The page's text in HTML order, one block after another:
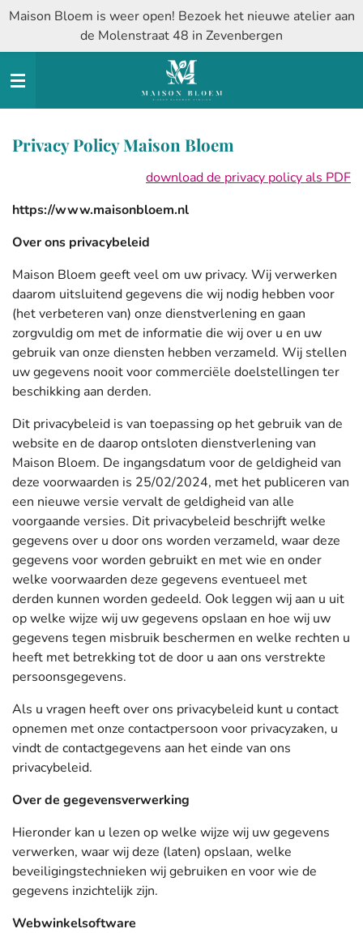
Ga
naar
de
Maison Bloem is weer open! Bezoek het nieuwe atelier aan
de Molenstraat 48 in Zevenbergen
Privacy Policy Maison Bloem
download de privacy policy als PDF
https://www.maisonbloem.nl
Over ons privacybeleid
Maison Bloem geeft veel om uw privacy. Wij verwerken
daarom uitsluitend gegevens die wij nodig hebben voor
(het verbeteren van) onze dienstverlening en gaan
zorgvuldig om met de informatie die wij over u en uw
gebruik van onze diensten hebben verzameld. Wij stellen
uw gegevens nooit voor commerciële doelstellingen ter
beschikking aan derden.
Dit privacybeleid is van toepassing op het gebruik van de
website en de daarop ontsloten dienstverlening van
Maison Bloem. De ingangsdatum voor de geldigheid van
deze voorwaarden is 25/02/2024, met het publiceren van
een nieuwe versie vervalt de geldigheid van alle
voorgaande versies. Dit privacybeleid beschrijft welke
gegevens over u door ons worden verzameld, waar deze
gegevens voor worden gebruikt en met wie en onder
welke voorwaarden deze gegevens eventueel met
derden kunnen worden gedeeld. Ook leggen wij aan u uit
op welke wijze wij uw gegevens opslaan en hoe wij uw
gegevens tegen misbruik beschermen en welke rechten u
heeft met betrekking tot de door u aan ons verstrekte
persoonsgegevens.
Als u vragen heeft over ons privacybeleid kunt u contact
opnemen met onze contactpersoon voor privacyzaken, u
vindt de contactgegevens aan het einde van ons
privacybeleid.
Over de gegevensverwerking
Hieronder kan u lezen op welke wijze wij uw gegevens
verwerken, waar wij deze (laten) opslaan, welke
beveiligingstechnieken wij gebruiken en voor wie de
gegevens inzichtelijk zijn.
Webwinkelsoftware